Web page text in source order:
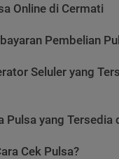
Online di Cermati
Pembelian
Seluler yang
Pulsa yang Tersedia
Cek Pulsa?